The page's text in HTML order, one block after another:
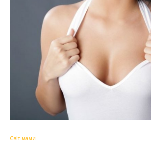
Світ мами